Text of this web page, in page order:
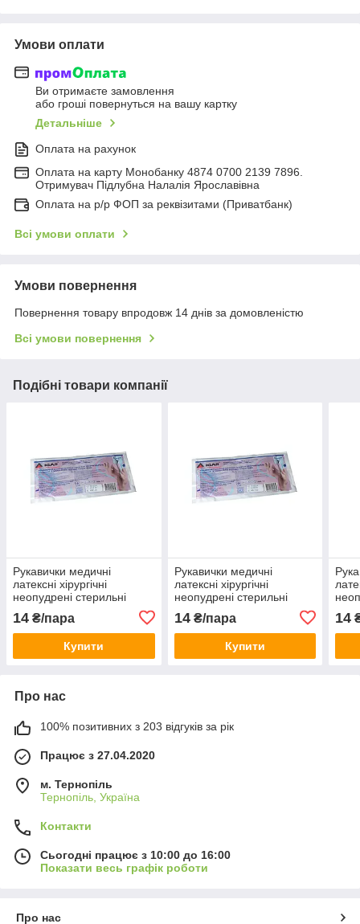
Умови оплати
Ви отримаєте замовлення
або гроші повернуться на вашу картку
Детальніше
Оплата на рахунок
Оплата на карту Монобанку 4874 0700 2139 7896.
Отримувач Підлубна Налалія Ярославівна
Оплата на р/р ФОП за реквізитами (Приватбанк)
Всі умови оплати
Умови повернення
Повернення товару впродовж 14 днів за домовленістю
Всі умови повернення
Подібні товари компанії
Рукавички медичні
латексні хірургічні
неопудрені стерильні
(50пар/уп.) р 7
14 ₴/пара
Купити
Рукавички медичні
латексні хірургічні
неопудрені стерильні
(50пар/уп.) р 7,5
14₴/пара
Купити
14
Про нас
100% позитивних з 203 відгуків за рік
Працює з 27.04.2020
м. Тернопіль
Тернопіль, Україна
Контакти
Сьогодні працює з 10:00 до 16:00
Показати весь графік роботи
Про нас